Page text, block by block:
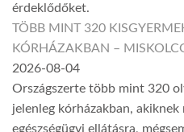
érdeklődőket.
TÖBB MINT 320
KÓRHÁZAKBAN –
2026-08-04
Országszerte több mint 320
jelenleg kórházakban, akiknek
egészségügyi ellátásra,